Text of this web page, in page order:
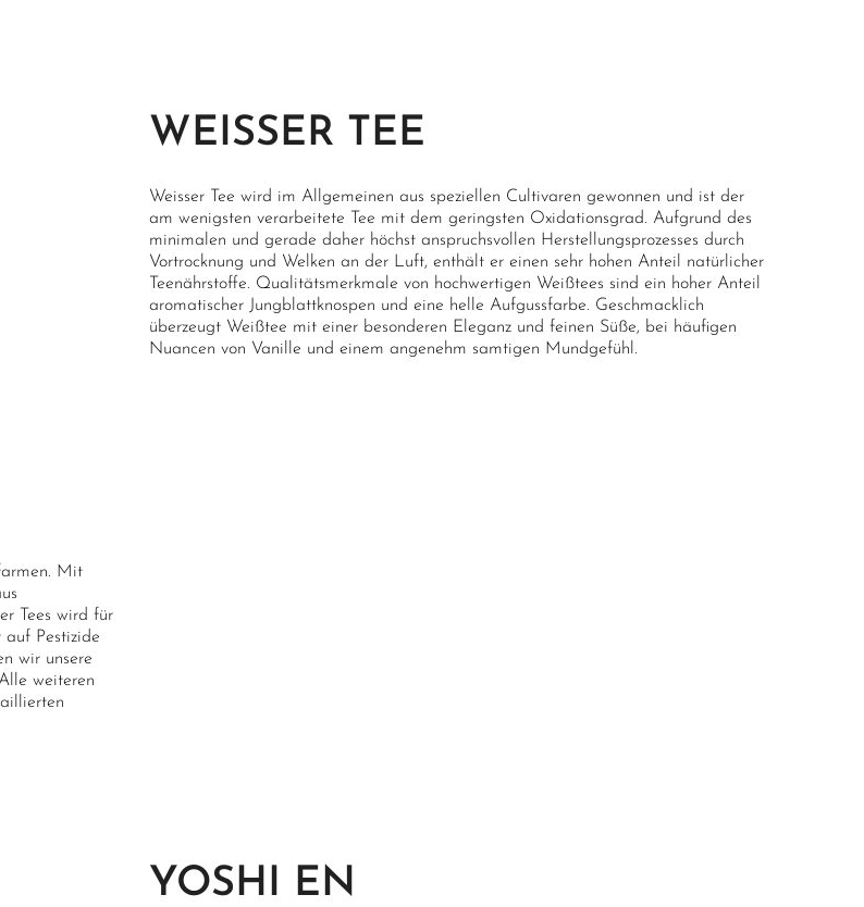
WEISSER TEE
Weisser Tee wird im Allgemeinen aus speziellen Cultivaren gewonnen und ist der
am wenigsten verarbeitete Tee mit dem geringsten Oxidationsgrad. Aufgrund des
minimalen und gerade daher höchst anspruchsvollen Herstellungsprozesses durch
Vortrocknung und Welken an der Luft, enthält er einen sehr hohen Anteil natürlicher
Teenährstoffe. Qualitätsmerkmale von hochwertigen Weißtees sind ein hoher Anteil
aromatischer Jungblattknospen und eine helle Aufgussfarbe. Geschmacklich
überzeugt Weißtee mit einer besonderen Eleganz und feinen Süße, bei häufigen
Nuancen von Vanille und einem angenehm samtigen Mundgefühl.
Mit
Tees wird für
Pestizide
wir unsere
weiteren
YOSHI EN